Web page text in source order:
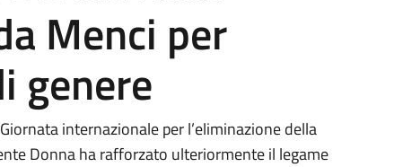
Menci per
genere
internazionale per l’eliminazione della
Donna ha rafforzato ulteriormente il legame